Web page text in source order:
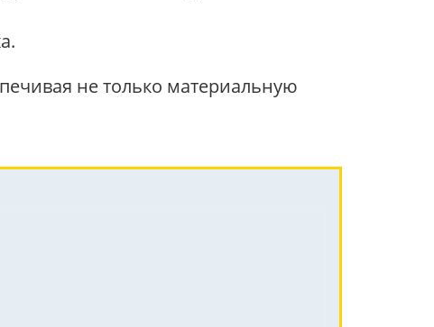
не только материальную